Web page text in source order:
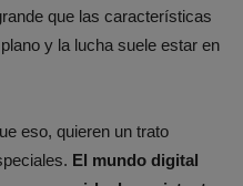
que las características
y la lucha suele estar en
eso, quieren un trato
El mundo digital